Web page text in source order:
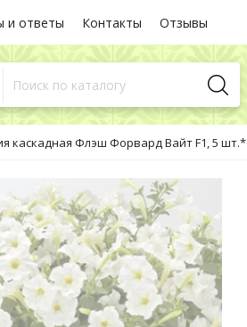
и ответы Контакты Отзывы
каскадная Флэш Форвард Вайт F1, 5 шт.*